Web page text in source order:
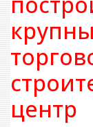
центр